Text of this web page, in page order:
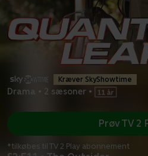
Kræver SkyShowtime
Drama • 2 sæsoner •
Prøv TV 2
*tilkøbes til TV 2 Play abonnement